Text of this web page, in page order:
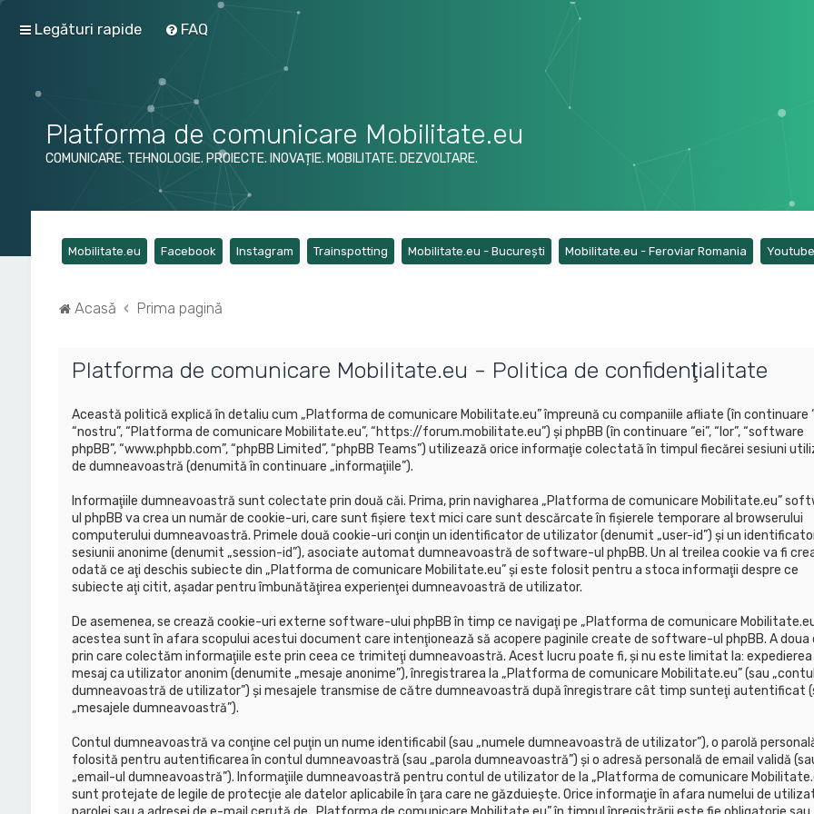
Legături rapide FAQ
Platforma de comunicare Mobilitate.eu
COMUNICARE. TEHNOLOGIE. PROIECTE. INOVAȚIE. MOBILITATE. DEZVOLTARE.
Mobilitate.eu(Opens a new tab)
Facebook(Opens a new tab)
Instagram(Opens a new tab)
Trainspotting(Opens a new tab)
Mobilitate.eu - București(Opens a new tab)
Mobilitate.eu - Feroviar Romania(Opens a
Youtube
Acasă Prima pagină
Platforma de comunicare Mobilitate.eu - Politica de confidenţialitate
Această politică explică în detaliu cum „Platforma de comunicare Mobilitate.eu” împreună cu companiile afliate (în continuare
“nostru”, “Platforma de comunicare Mobilitate.eu”, “https://forum.mobilitate.eu”) şi phpBB (în continuare “ei”, “lor”, “software
phpBB”, “www.phpbb.com”, “phpBB Limited”, “phpBB Teams”) utilizează orice informaţie colectată în timpul fiecărei sesiuni
de dumneavoastră (denumită în continuare „informaţiile”).
Informaţiile dumneavoastră sunt colectate prin două căi. Prima, prin navigharea „Platforma de comunicare Mobilitate.eu”
ul phpBB va crea un număr de cookie-uri, care sunt fişiere text mici care sunt descărcate în fişierele temporare al browserului
computerului dumneavoastră. Primele două cookie-uri conţin un identificator de utilizator (denumit „user-id”) şi un
sesiunii anonime (denumit „session-id”), asociate automat dumneavoastră de software-ul phpBB. Un al treilea cookie va fi
odată ce aţi deschis subiecte din „Platforma de comunicare Mobilitate.eu” şi este folosit pentru a stoca informaţii despre ce
subiecte aţi citit, aşadar pentru îmbunătăţirea experienţei dumneavoastră de utilizator.
De asemenea, se crează cookie-uri externe software-ului phpBB în timp ce navigaţi pe „Platforma de comunicare
acestea sunt în afara scopului acestui document care intenţionează să acopere paginile create de software-ul phpBB. A doua
prin care colectăm informaţiile este prin ceea ce trimiteţi dumneavoastră. Acest lucru poate fi, şi nu este limitat la: expedierea
mesaj ca utilizator anonim (denumite „mesaje anonime”), înregistrarea la „Platforma de comunicare Mobilitate.eu” (sau „contul
dumneavoastră de utilizator”) şi mesajele transmise de către dumneavoastră după înregistrare cât timp sunteţi autentificat
„mesajele dumneavoastră”).
Contul dumneavoastră va conţine cel puţin un nume identificabil (sau „numele dumneavoastră de utilizator”), o parolă
folosită pentru autentificarea în contul dumneavoastră (sau „parola dumneavoastră”) şi o adresă personală de email validă
„email-ul dumneavoastră”). Informaţiile dumneavoastră pentru contul de utilizator de la „Platforma de comunicare
sunt protejate de legile de protecţie ale datelor aplicabile în ţara care ne găzduieşte. Orice informaţie în afara numelui de